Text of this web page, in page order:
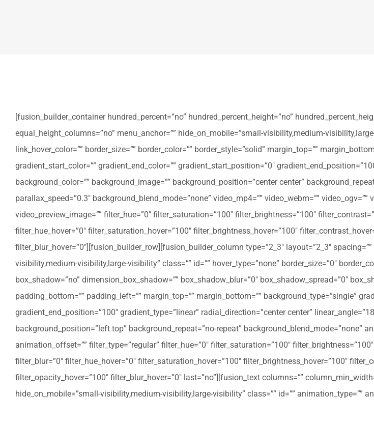
[fusion_builder_container hundred_percent=”no” hundred_percent_height=”no”
equal_height_columns=”no” menu_anchor=”” hide_on_mobile=”small-visibility,medium-
link_hover_color=”” border_size=”” border_color=”” border_style=”solid” margin_top=””
gradient_start_color=”” gradient_end_color=”” gradient_start_position=”0″
background_color=”” background_image=”” background_position=”center center”
parallax_speed=”0.3″ background_blend_mode=”none” video_mp4=”” video_webm=””
video_preview_image=”” filter_hue=”0″ filter_saturation=”100″ filter_brightness=”100″
filter_hue_hover=”0″ filter_saturation_hover=”100″ filter_brightness_hover=”100″
filter_blur_hover=”0″][fusion_builder_row][fusion_builder_column type=”2_3″ layout=”2_3″
visibility,medium-visibility,large-visibility” class=”” id=”” hover_type=”none” border_size=”0″
box_shadow=”no” dimension_box_shadow=”” box_shadow_blur=”0″ box_shadow_spread=”0″
padding_bottom=”” padding_left=”” margin_top=”” margin_bottom=”” background_type=”single”
gradient_end_position=”100″ gradient_type=”linear” radial_direction=”center center”
background_position=”left top” background_repeat=”no-repeat” background_blend_mode=”none”
animation_offset=”” filter_type=”regular” filter_hue=”0″ filter_saturation=”100″
filter_blur=”0″ filter_hue_hover=”0″ filter_saturation_hover=”100″ filter_brightness_hover=”100″
filter_opacity_hover=”100″ filter_blur_hover=”0″ last=”no”][fusion_text columns=””
hide_on_mobile=”small-visibility,medium-visibility,large-visibility” class=”” id=”” animation_type=””